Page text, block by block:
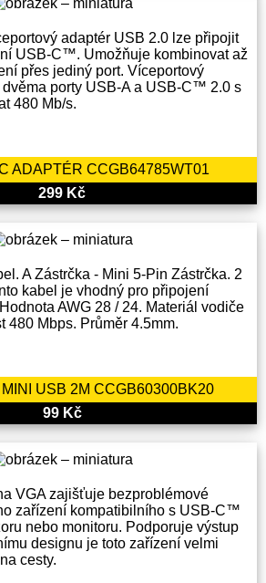
adaptér USB 2.0 lze připojit
USB-C™. Umožňuje kombinovat až
přes jediný port. Víceportový
porty USB-A a USB-C™ 2.0 s
480 Mb/s.
ADAPTÉR CCGB64785WT01
299 Kč
A Zástrčka - Mini 5-Pin Zástrčka. 2
kabel je vhodný pro připojení
AWG 28 / 24. Materiál vodiče
480 Mbps. Průměr 4.5mm.
USB 2M CCGB60300BK20
99 Kč
VGA zajišťuje bezproblémové
zařízení kompatibilního s USB-C™
nebo monitoru. Podporuje výstup
designu je toto zařízení velmi
cesty.